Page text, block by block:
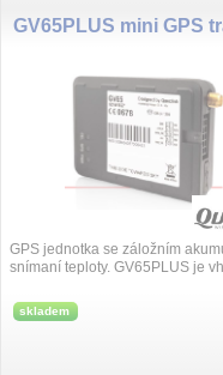
GPS jednotka se záložním
snímaní teploty. GV65PLUS je
skladem